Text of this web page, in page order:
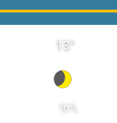
13°
10 %